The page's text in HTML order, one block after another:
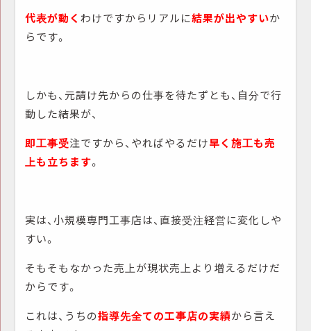
代表が動く わけですからリアルに結果が出やすいか
らです。
しかも、元請け先からの仕事を待たずとも、自分で行
動した結果が、
即工事受注ですから、やればやるだけ早く施工も売
上も立ちます。
実は、小規模専門工事店は、直接受注経営に変化しや
すい。
そもそもなかった売上が現状売上より増えるだけだ
からです。
これは、うちの指導先全ての工事店の実績から言え